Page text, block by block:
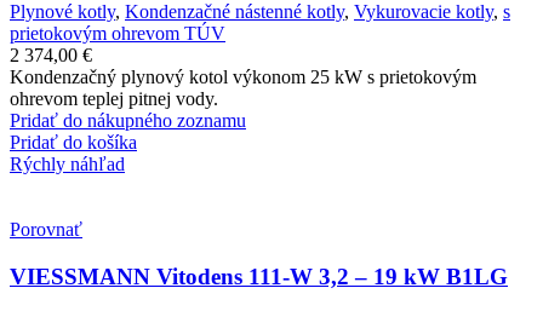
Plynové kotly, Kondenzačné nástenné kotly, Vykurovacie kotly, s
prietokovým ohrevom TÚV
2 374,00 €
Kondenzačný plynový kotol výkonom 25 kW s prietokovým
ohrevom teplej pitnej vody.
Pridať do nákupného zoznamu
Pridať do košíka
Rýchly náhľad
Porovnať
VIESSMANN Vitodens 111-W 3,2 – 19 kW B1LG